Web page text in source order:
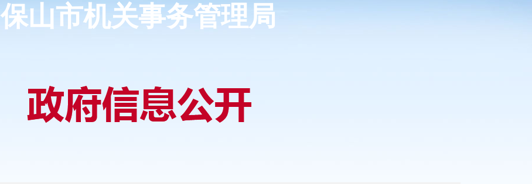
保山市机关事务管理局